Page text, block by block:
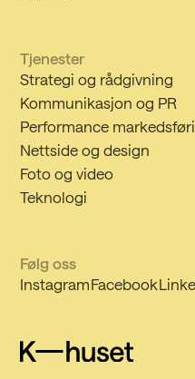
Tjenester
Strategi og rådgivning
Kommunikasjon og PR
Performance
Nettside og design
Foto og video
Teknologi
Følg oss
InstagramFacebook